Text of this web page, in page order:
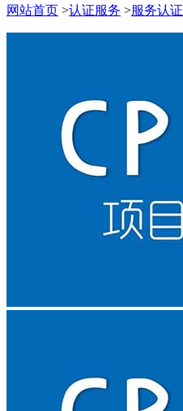
网站首页 >认证服务 >服务认证